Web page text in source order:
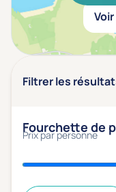
Filtrer les
Fourchette de
Prix par personne